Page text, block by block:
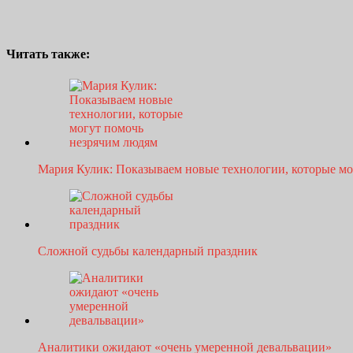
Читать также:
Мария Кулик: Показываем новые технологии, которые
Сложной судьбы календарный праздник
Аналитики ожидают «очень умеренной девальвации»